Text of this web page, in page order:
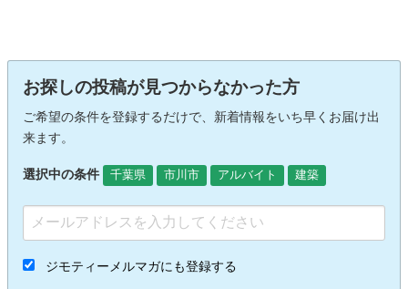
お探しの投稿が見つからなかった方
ご希望の条件を登録するだけで、新着情報をいち早くお届け出
来ます。
選択中の条件 千葉県 市川市 アルバイト 建築
ジモティーメルマガにも登録する